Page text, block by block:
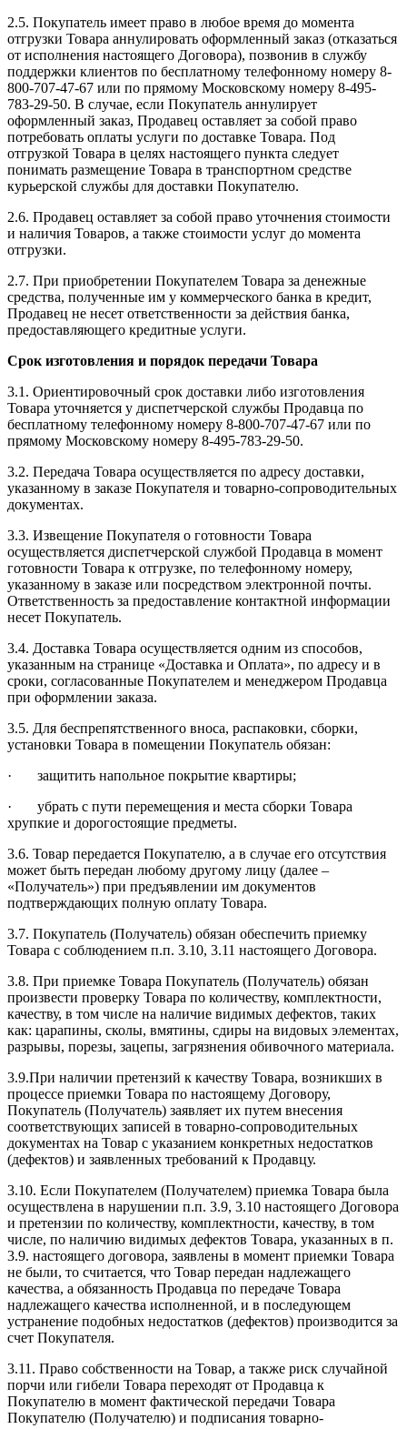
2.5. Покупатель имеет право в любое время до момента
отгрузки Товара аннулировать оформленный заказ (отказаться
от исполнения настоящего Договора), позвонив в службу
поддержки клиентов по бесплатному телефонному номеру 8-
800-707-47-67 или по прямому Московскому номеру 8-495-
783-29-50. В случае, если Покупатель аннулирует
оформленный заказ, Продавец оставляет за собой право
потребовать оплаты услуги по доставке Товара. Под
отгрузкой Товара в целях настоящего пункта следует
понимать размещение Товара в транспортном средстве
курьерской службы для доставки Покупателю.
2.6. Продавец оставляет за собой право уточнения стоимости
и наличия Товаров, а также стоимости услуг до момента
отгрузки.
2.7. При приобретении Покупателем Товара за денежные
средства, полученные им у коммерческого банка в кредит,
Продавец не несет ответственности за действия банка,
предоставляющего кредитные услуги.
Срок изготовления и порядок передачи Товара
3.1. Ориентировочный срок доставки либо изготовления
Товара уточняется у диспетчерской службы Продавца по
бесплатному телефонному номеру 8-800-707-47-67 или по
прямому Московскому номеру 8-495-783-29-50.
3.2. Передача Товара осуществляется по адресу доставки,
указанному в заказе Покупателя и товарно-сопроводительных
документах.
3.3. Извещение Покупателя о готовности Товара
осуществляется диспетчерской службой Продавца в момент
готовности Товара к отгрузке, по телефонному номеру,
указанному в заказе или посредством электронной почты.
Ответственность за предоставление контактной информации
несет Покупатель.
3.4. Доставка Товара осуществляется одним из способов,
указанным на странице «Доставка и Оплата», по адресу и в
сроки, согласованные Покупателем и менеджером Продавца
при оформлении заказа.
3.5. Для беспрепятственного вноса, распаковки, сборки,
установки Товара в помещении Покупатель обязан:
· защитить напольное покрытие квартиры;
· убрать с пути перемещения и места сборки Товара
хрупкие и дорогостоящие предметы.
3.6. Товар передается Покупателю, а в случае его отсутствия
может быть передан любому другому лицу (далее –
«Получатель») при предъявлении им документов
подтверждающих полную оплату Товара.
3.7. Покупатель (Получатель) обязан обеспечить приемку
Товара с соблюдением п.п. 3.10, 3.11 настоящего Договора.
3.8. При приемке Товара Покупатель (Получатель) обязан
произвести проверку Товара по количеству, комплектности,
качеству, в том числе на наличие видимых дефектов, таких
как: царапины, сколы, вмятины, сдиры на видовых элементах,
разрывы, порезы, зацепы, загрязнения обивочного материала.
3.9.При наличии претензий к качеству Товара, возникших в
процессе приемки Товара по настоящему Договору,
Покупатель (Получатель) заявляет их путем внесения
соответствующих записей в товарно-сопроводительных
документах на Товар с указанием конкретных недостатков
(дефектов) и заявленных требований к Продавцу.
3.10. Если Покупателем (Получателем) приемка Товара была
осуществлена в нарушении п.п. 3.9, 3.10 настоящего Договора
и претензии по количеству, комплектности, качеству, в том
числе, по наличию видимых дефектов Товара, указанных в п.
3.9. настоящего договора, заявлены в момент приемки Товара
не были, то считается, что Товар передан надлежащего
качества, а обязанность Продавца по передаче Товара
надлежащего качества исполненной, и в последующем
устранение подобных недостатков (дефектов) производится за
счет Покупателя.
3.11. Право собственности на Товар, а также риск случайной
порчи или гибели Товара переходят от Продавца к
Покупателю в момент фактической передачи Товара
Покупателю (Получателю) и подписания товарно-